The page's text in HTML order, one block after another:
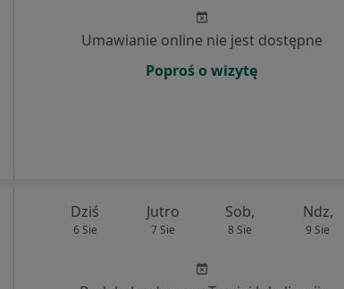
Umawianie online nie jest dostępne
Poproś o wizytę
Dziś
6 Sie
Jutro
7 Sie
Sob,
8 Sie
Ndz,
9 Sie